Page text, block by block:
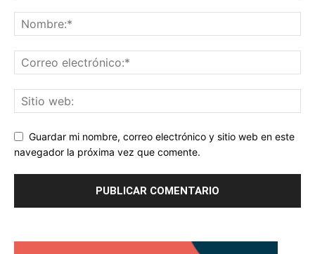
Guardar mi nombre, correo electrónico y sitio web en este
navegador la próxima vez que comente.